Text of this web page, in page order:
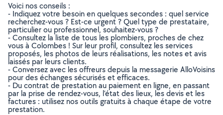
Voici nos conseils :
- Indiquez votre besoin en quelques secondes : quel service
recherchez-vous ? Est-ce urgent ? Quel type de prestataire,
particulier ou professionnel, souhaitez-vous ?
- Consultez la liste de tous les plombiers, proches de chez
vous à Colombes ! Sur leur profil, consultez les services
proposés, les photos de leurs réalisations, les notes et avis
laissés par leurs clients.
- Conversez avec les offreurs depuis la messagerie AlloVoisins
pour des échanges sécurisés et efficaces.
- Du contrat de prestation au paiement en ligne, en passant
par la prise de rendez-vous, l’état des lieux, les devis et les
factures : utilisez nos outils gratuits à chaque étape de votre
prestation.